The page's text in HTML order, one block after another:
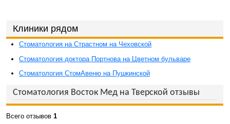
Клиники рядом
Стоматология на Страстном на Чеховской
Стоматология доктора Портнова на Цветном бульваре
Стоматология СтомАвеню на Пушкинской
Стоматология Восток Мед на Тверской отзывы
Всего отзывов 1